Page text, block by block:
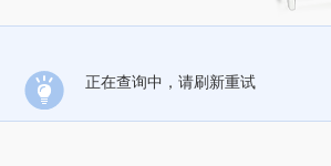
正在查询中，请刷新重试